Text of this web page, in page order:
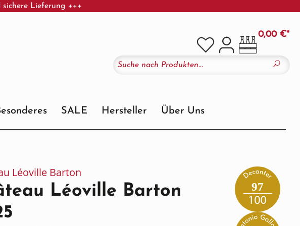
Lieferung +++
0,00 €*
SALE Hersteller Über Uns
Léoville Barton
Léoville Barton
97